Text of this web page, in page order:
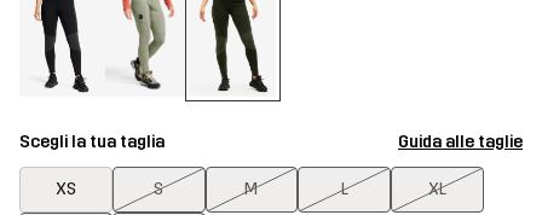
Scegli la tua taglia Guida alle taglie
XS S M L XL